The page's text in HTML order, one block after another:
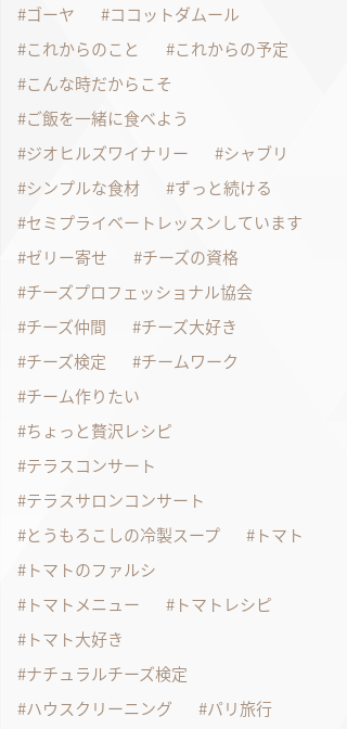
ゴーヤ
ココットダムール
これからのこと
これからの予定
こんな時だからこそ
ご飯を一緒に食べよう
ジオヒルズワイナリー
シャブリ
シンプルな食材
ずっと続ける
セミプライベートレッスンしています
ゼリー寄せ
チーズの資格
チーズプロフェッショナル協会
チーズ仲間
チーズ大好き
チーズ検定
チームワーク
チーム作りたい
ちょっと贅沢レシピ
テラスコンサート
テラスサロンコンサート
とうもろこしの冷製スープ
トマト
トマトのファルシ
トマトメニュー
トマトレシピ
トマト大好き
ナチュラルチーズ検定
ハウスクリーニング
パリ旅行